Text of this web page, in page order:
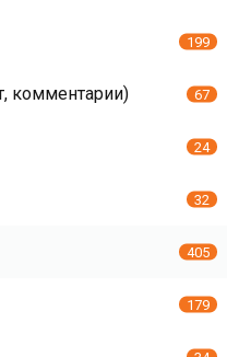
199
комментарии) 67
24
32
405
179